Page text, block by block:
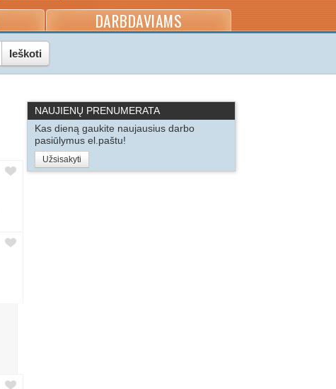
DARBDAVIAMS
Ieškoti
NAUJIENŲ PRENUMERATA
Kas dieną gaukite naujausius darbo
pasiūlymus el.paštu!
Užsisakyti